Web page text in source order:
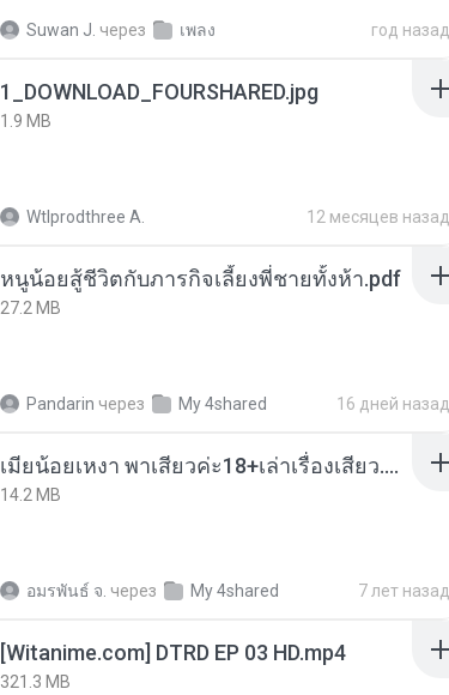
Suwan J. через เพลง год назад
1_DOWNLOAD_FOURSHARED.jpg
1.9 MB
Wtlprodthree A. 12 месяцев назад
หนูน้อยสู้ชีวิตกับภารกิจเลี้ยงพี่ชายทั้งห้า.pdf
27.2 MB
Pandarin через My 4shared 16 дней назад
เมียน้อยเหงา พาเสียวค่ะ18+เล่าเรื่องเสียว.mp3
14.2 MB
อมรพันธ์ จ. через My 4shared 7 лет назад
[Witanime.com] DTRD EP 03 HD.mp4
321.3 MB